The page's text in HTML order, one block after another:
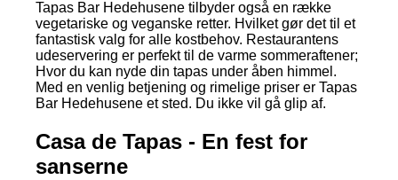
Tapas Bar Hedehusene tilbyder også en række
vegetariske og veganske retter. Hvilket gør det til et
fantastisk valg for alle kostbehov. Restaurantens
udeservering er perfekt til de varme sommeraftener;
Hvor du kan nyde din tapas under åben himmel.
Med en venlig betjening og rimelige priser er Tapas
Bar Hedehusene et sted. Du ikke vil gå glip af.
Casa de Tapas - En fest for
sanserne